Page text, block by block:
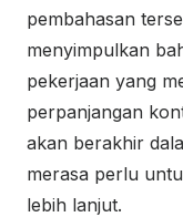
pembahasan
menyimpulkan
pekerjaan yang
perpanjangan
akan berakhir
merasa perlu
lebih lanjut.